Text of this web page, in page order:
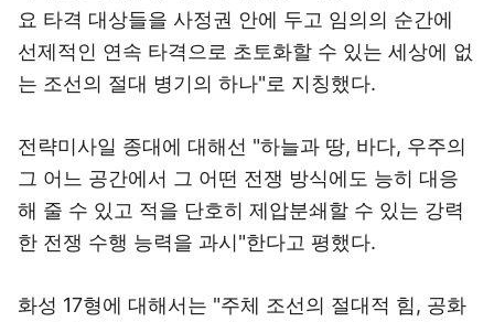
요 타격 대상들을 사정권 안에 두고 임의의 순간에
선제적인 연속 타격으로 초토화할 수 있는 세상에 없
는 조선의 절대 병기의 하나"로 지칭했다.
전략미사일 종대에 대해선 "하늘과 땅, 바다, 우주의
그 어느 공간에서 그 어떤 전쟁 방식에도 능히 대응
해 줄 수 있고 적을 단호히 제압분쇄할 수 있는 강력
한 전쟁 수행 능력을 과시"한다고 평했다.
화성 17형에 대해서는 "주체 조선의 절대적 힘, 공화